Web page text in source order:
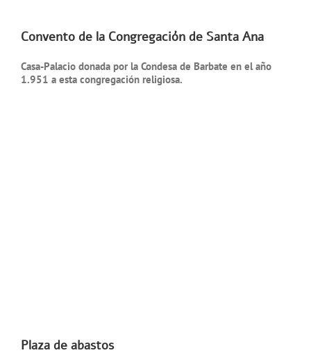
Convento de la Congregación de Santa Ana
Casa-Palacio donada por la Condesa de Barbate en el año
1.951 a esta congregación religiosa.
Plaza de abastos